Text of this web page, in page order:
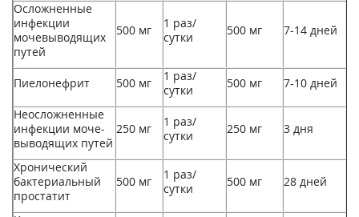
Осложненные
инфекции
мочевы­водящих
путей
500 мг
1 раз/
сутки
500 мг 7-14 дней
Пиелонефрит 500 мг
1 раз/
сутки
500 мг 7-10 дней
Неосложненные
инфекции моче­
выводящих путей
250 мг
1 раз/
сутки
250 мг 3 дня
Хронический
бактериальный
простатит
500 мг
1 раз/
сутки
500 мг 28 дней